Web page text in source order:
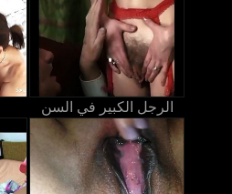
الرجل الكبير في السن